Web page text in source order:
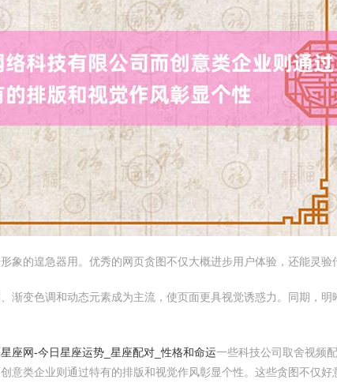
的遑急器用。优秀的网页贪图不仅大概进步用户体验，还能灵验
渐变色调和动态元素成为主流，使页面更具视觉诱惑力。同期，
座网-今日星座运势_星座配对_性格和命运一些科技公司取舍视频
意类企业则通过特有的排版和视觉作风彰显个性。这些贪图不仅好